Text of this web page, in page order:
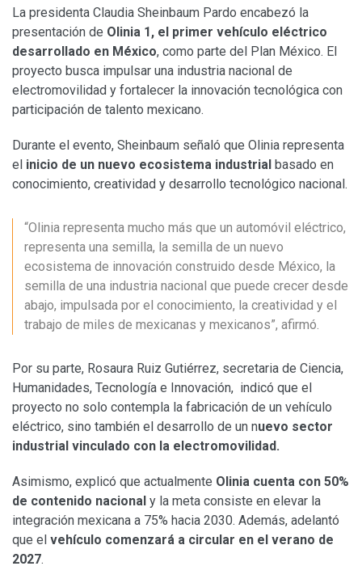
La presidenta Claudia Sheinbaum Pardo encabezó la
presentación de Olinia 1, el primer vehículo eléctrico
desarrollado en México, como parte del Plan México. El
proyecto busca impulsar una industria nacional de
electromovilidad y fortalecer la innovación tecnológica con
participación de talento mexicano.
Durante el evento, Sheinbaum señaló que Olinia representa
el inicio de un nuevo ecosistema industrial basado en
conocimiento, creatividad y desarrollo tecnológico nacional.
“Olinia representa mucho más que un automóvil eléctrico,
representa una semilla, la semilla de un nuevo
ecosistema de innovación construido desde México, la
semilla de una industria nacional que puede crecer desde
abajo, impulsada por el conocimiento, la creatividad y el
trabajo de miles de mexicanas y mexicanos”, afirmó.
Por su parte, Rosaura Ruiz Gutiérrez, secretaria de Ciencia,
Humanidades, Tecnología e Innovación, indicó que el
proyecto no solo contempla la fabricación de un vehículo
eléctrico, sino también el desarrollo de un nuevo sector
industrial vinculado con la electromovilidad.
Asimismo, explicó que actualmente Olinia cuenta con 50%
de contenido nacional y la meta consiste en elevar la
integración mexicana a 75% hacia 2030. Además, adelantó
que el vehículo comenzará a circular en el verano de
2027.